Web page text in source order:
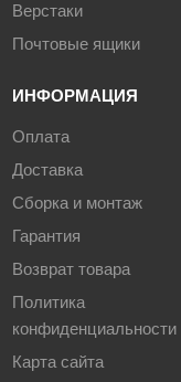
Верстаки
Почтовые ящики
ИНФОРМАЦИЯ
Оплата
Доставка
Сборка и монтаж
Гарантия
Возврат товара
Политика
конфиденциальности
Карта сайта